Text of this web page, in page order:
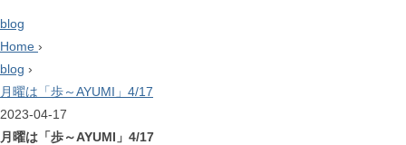
blog
Home ›
blog ›
月曜は「歩～AYUMI」4/17
2023-04-17
月曜は「歩～AYUMI」4/17